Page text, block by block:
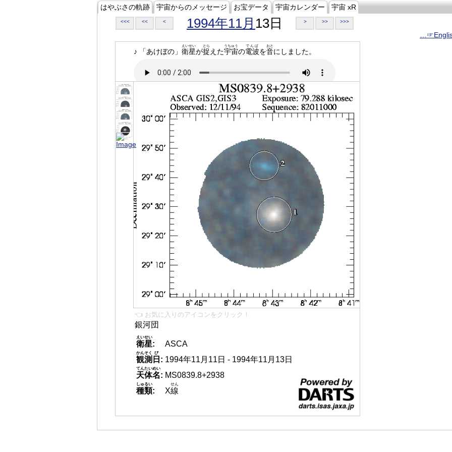
はやぶさの軌跡 宇宙からのメッセージ お宝データ 宇宙カレンダー 宇宙 xR
<<< << < 1994年11月 13日 > >> >>>
♪ 「あけぼの」 衛星
えいせい
が捉
とら
えた宇宙
うちゅう
の電波
でんぱ
を音
おと
にしました。
👈 お気に入りのアイコンをクリック！
銀河団
衛星
えいせい
:
ASCA
観測
かんそく
日
び
: 1994年11月11日 - 1994年11月13日
天体名
てんたいめい
: MS0839.8+2938
種類
しゅるい
: X線
せん